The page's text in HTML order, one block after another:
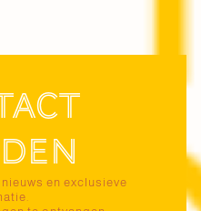
en exclusieve